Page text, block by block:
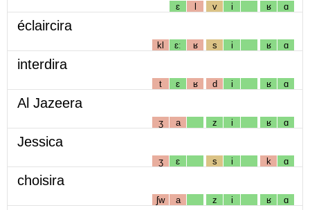
ɛ l v i ʁ ɑ
éclaircira
kl ɛː ʁ s i ʁ ɑ
interdira
t ɛ ʁ d i ʁ ɑ
Al Jazeera
ʒ a z i ʁ ɑ
Jessica
ʒ ɛ s i k ɑ
choisira
ʃw a z i ʁ ɑ